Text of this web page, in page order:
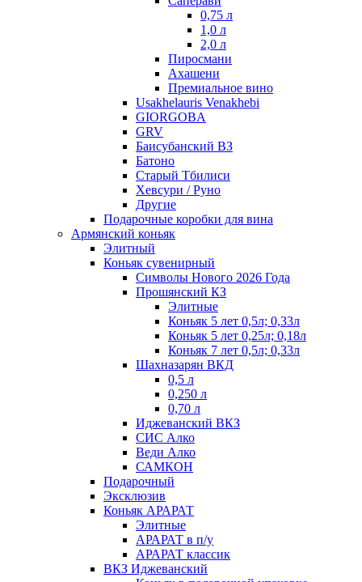
0,75 л
1,0 л
2,0 л
Пиросмани
Ахашени
Премиальное вино
Usakhelauris Venakhebi
GIORGOBA
GRV
Баисубанский ВЗ
Батоно
Старый Тбилиси
Хевсури / Руно
Другие
Подарочные коробки для вина
Армянский коньяк
Элитный
Коньяк сувенирный
Символы Нового 2026 Года
Прошянский КЗ
Элитные
Коньяк 5 лет 0,5л; 0,33л
Коньяк 5 лет 0,25л; 0,18л
Коньяк 7 лет 0,5л; 0,33л
Шахназарян ВКД
0,5 л
0,250 л
0,70 л
Иджеванский ВКЗ
СИС Алко
Веди Алко
САМКОН
Подарочный
Эксклюзив
Коньяк АРАРАТ
Элитные
АРАРАТ в п/у
АРАРАТ классик
ВКЗ Иджеванский